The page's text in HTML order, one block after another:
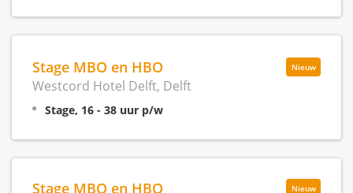
Nieuw
Stage MBO en HBO
Westcord Hotel Delft, Delft
Stage, 16 - 38 uur p/w
Nieuw
Stage MBO en HBO